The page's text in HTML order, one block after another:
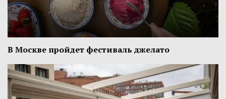
В Москве пройдет фестиваль джелато